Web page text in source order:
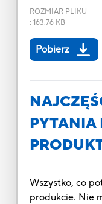
ROZMIAR PLIKU
: 163.76 KB
Pobierz
PYTANIA
Wszystko, co
produkcie. Nie